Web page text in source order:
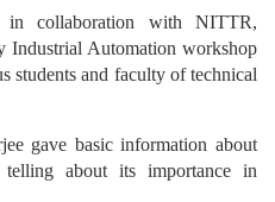
in collaboration with NITTR,
Industrial Automation workshop
students and faculty of technical
gave basic information about
telling about its importance in